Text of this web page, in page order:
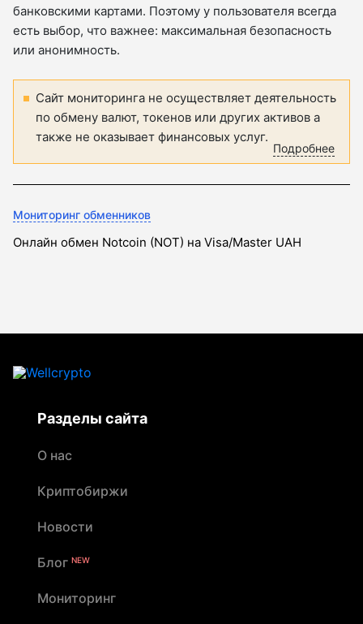
банковскими картами. Поэтому у пользователя всегда
есть выбор, что важнее: максимальная безопасность
или анонимность.
Сайт мониторинга не осуществляет деятельность
по обмену валют, токенов или других активов а
также не оказывает финансовых услуг.
Подробнее
Мониторинг обменников
Онлайн обмен Notcoin (NOT) на Visa/Master UAH
Разделы сайта
О нас
Криптобиржи
Новости
Блог NEW
Мониторинг